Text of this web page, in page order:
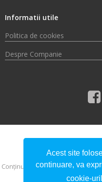
Informatii utile
Politica de cookies
Despre Companie
© 2026
Conţinutul acestui material nu
a Uniunii Europene
Acest site
continuare, va
cookie-